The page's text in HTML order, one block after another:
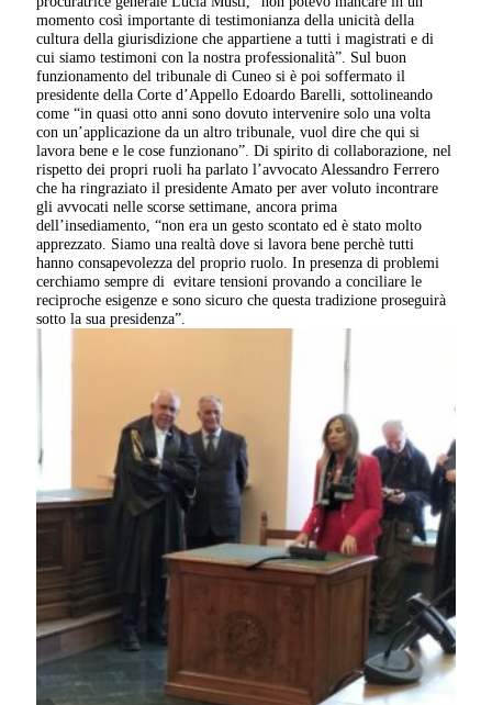
momento così importante di testimonianza della unicità della
cultura della giurisdizione che appartiene a tutti i magistrati e di
cui siamo testimoni con la nostra professionalità”. Sul buon
funzionamento del tribunale di Cuneo si è poi soffermato il
presidente della Corte d’Appello Edoardo Barelli, sottolineando
come “in quasi otto anni sono dovuto intervenire solo una volta
con un’applicazione da un altro tribunale, vuol dire che qui si
lavora bene e le cose funzionano”. Di spirito di collaborazione, nel
rispetto dei propri ruoli ha parlato l’avvocato Alessandro Ferrero
che ha ringraziato il presidente Amato per aver voluto incontrare
gli avvocati nelle scorse settimane, ancora prima
dell’insediamento, “non era un gesto scontato ed è stato molto
apprezzato. Siamo una realtà dove si lavora bene perchè tutti
hanno consapevolezza del proprio ruolo. In presenza di problemi
cerchiamo sempre di evitare tensioni provando a conciliare le
reciproche esigenze e sono sicuro che questa tradizione proseguirà
sotto la sua presidenza”.